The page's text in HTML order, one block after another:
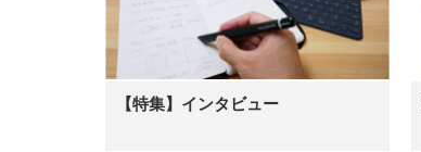
【特集】インタビュー